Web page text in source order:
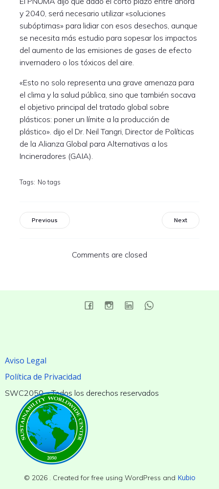
y 2040, será necesario utilizar «soluciones
subóptimas» para lidiar con esos desechos, aunque
se necesita más estudio para sopesar los impactos
del aumento de las emisiones de gases de efecto
invernadero o los tóxicos del aire.
«Esto no solo representa una grave amenaza para
el clima y la salud pública, sino que también socava
el objetivo principal del tratado global sobre
plásticos: poner un límite a la producción de
plástico». dijo el Dr. Neil Tangri, Director de Políticas
de la Alianza Global para Alternativas a los
Incineradores (GAIA).
Tags: No tags
Previous Next
Comments are closed
Aviso Legal
Política de Privacidad
SWC2050 – Todos los derechos reservados
© 2026 . Created for free using WordPress and Kubio